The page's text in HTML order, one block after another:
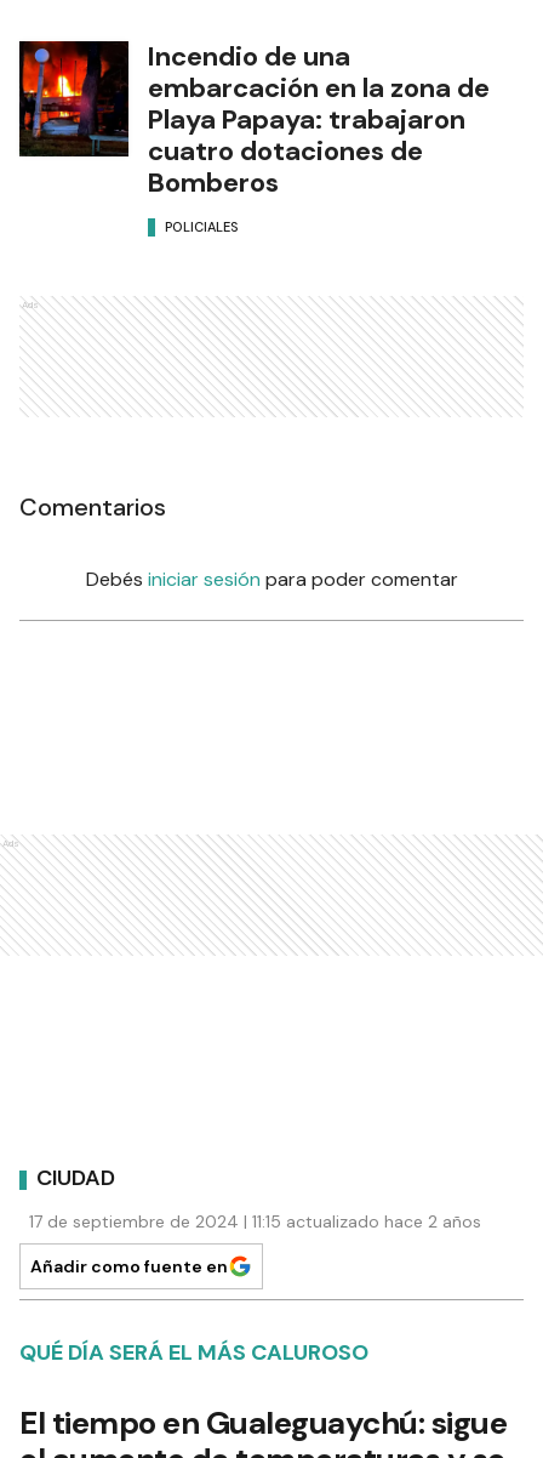
Incendio de una
embarcación en la zona de
Playa Papaya: trabajaron
cuatro dotaciones de
Bomberos
POLICIALES
Ads
Comentarios
Debés iniciar sesión para poder comentar
Ads
CIUDAD
17 de septiembre de 2024 | 11:15 actualizado hace 2 años
Añadir como fuente en
QUÉ DÍA SERÁ EL MÁS CALUROSO
El tiempo en Gualeguaychú: sigue